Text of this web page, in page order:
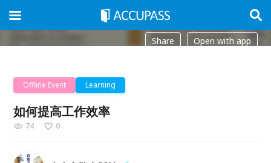
Share Open with app
Offline Event Learning
如何提高工作效率
74 0